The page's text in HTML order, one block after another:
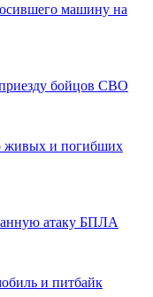
машину на
бойцов СВО
живых и погибших
атаку БПЛА
и питбайк